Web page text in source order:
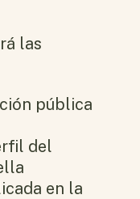
las
pública
del
en la